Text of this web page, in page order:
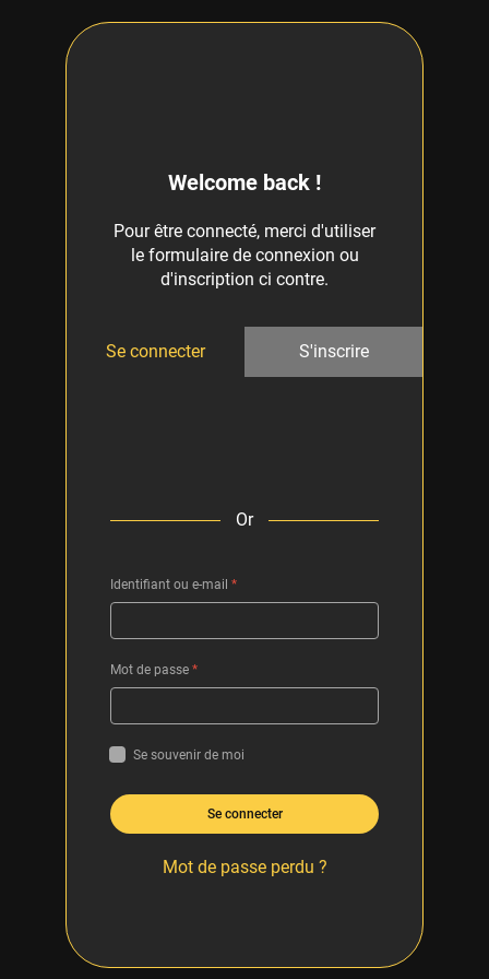
Welcome back !
Pour être connecté, merci d'utiliser
le formulaire de connexion ou
d'inscription ci contre.
Se connecter S'inscrire
Or
Identifiant ou e-mail *
Mot de passe *
Se souvenir de moi
Se connecter
Mot de passe perdu ?